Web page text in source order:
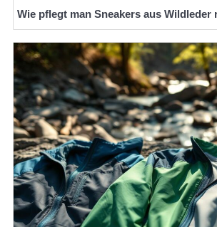
Wie pflegt man Sneakers aus Wildleder